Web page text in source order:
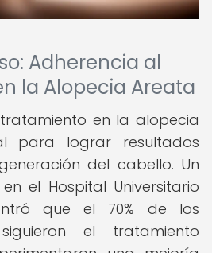
Adherencia al
la Alopecia Areata
en la alopecia
para lograr resultados
del cabello. Un
el Hospital Universitario
que el 70% de los
el tratamiento